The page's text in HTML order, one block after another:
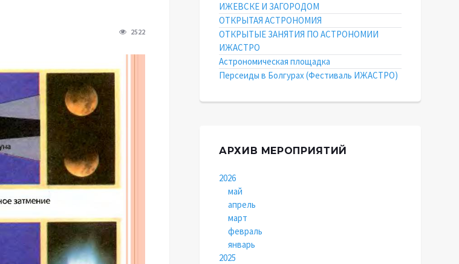
2522
ИЖЕВСКЕ И ЗАГОРОДОМ
ОТКРЫТАЯ АСТРОНОМИЯ
ОТКРЫТЫЕ ЗАНЯТИЯ ПО АСТРОНОМИИ
ИЖАСТРО
Астрономическая площадка
Персеиды в Болгурах (Фестиваль ИЖАСТРО)
АРХИВ МЕРОПРИЯТИЙ
2026
май
апрель
март
февраль
январь
2025